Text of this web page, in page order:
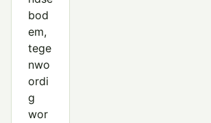
bod
em,
tege
nwo
ordi
g
wor